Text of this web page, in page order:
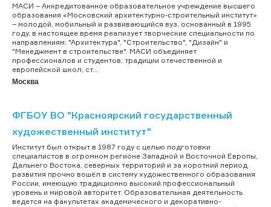
МАСИ – Аккредитованное образовательное учреждение высшего
образования «Московский архитектурно-строительный институт»
– молодой, мобильный и развивающийся вуз, основанный в 1995
году, в настоящее время реализует творческие специальности по
направлениям: "Архитектура", "Строительство", "Дизайн" и
"Менеджмент в строительстве". МАСИ объединяет
профессионалов и студентов, традиции отечественной и
европейской школ, ст...
Москва
ФГБОУ ВО "Красноярский государственный
художественный институт"
Институт был открыт в 1987 году с целью подготовки
специалистов в огромном регионе Западной и Восточной Европы,
Дальнего Востока, северных территорий и за короткий период
развития прочно вошёл в систему художественного образования
России, имеющую традиционно высокий профессиональный
уровень и мировой авторитет. Образовательная деятельность
ведется на факультетах академического и декоративно-